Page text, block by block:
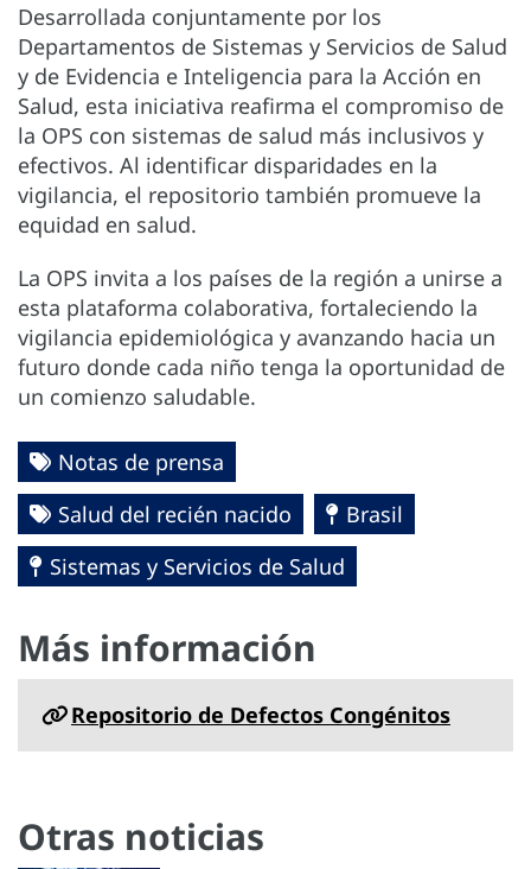
Desarrollada conjuntamente por los
Departamentos de Sistemas y Servicios de Salud
y de Evidencia e Inteligencia para la Acción en
Salud, esta iniciativa reafirma el compromiso de
la OPS con sistemas de salud más inclusivos y
efectivos. Al identificar disparidades en la
vigilancia, el repositorio también promueve la
equidad en salud.
La OPS invita a los países de la región a unirse a
esta plataforma colaborativa, fortaleciendo la
vigilancia epidemiológica y avanzando hacia un
futuro donde cada niño tenga la oportunidad de
un comienzo saludable.
Notas de prensa
Salud del recién nacido
Brasil
Sistemas y Servicios de Salud
Más información
Repositorio de Defectos Congénitos
Otras noticias